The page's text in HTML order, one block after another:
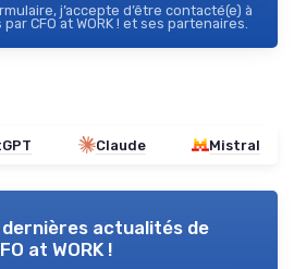
j’accepte d’être contacté(e) à
CFO at WORK ! et ses partenaires.
Claude Mistral
dernières actualités de
at WORK !